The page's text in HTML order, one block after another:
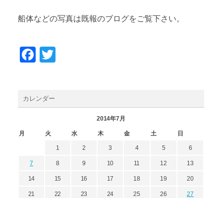
船体などの写真は既報のブログをご覧下さい。
Facebook
カレンダー
2014年7月
月 火 水 木 金 土 日
1 2 3 4 5 6
7 8 9 10 11 12 13
14 15 16 17 18 19 20
21 22 23 24 25 26 27